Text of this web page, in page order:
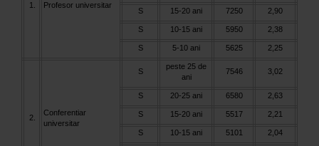
1. Profesor universitar
S 15-20 ani 7250 2,90
S 10-15 ani 5950 2,38
S 5-10 ani 5625 2,25
2.
Conferentiar
universitar
S
peste 25 de
ani
7546 3,02
S 20-25 ani 6580 2,63
S 15-20 ani 5517 2,21
S 10-15 ani 5101 2,04